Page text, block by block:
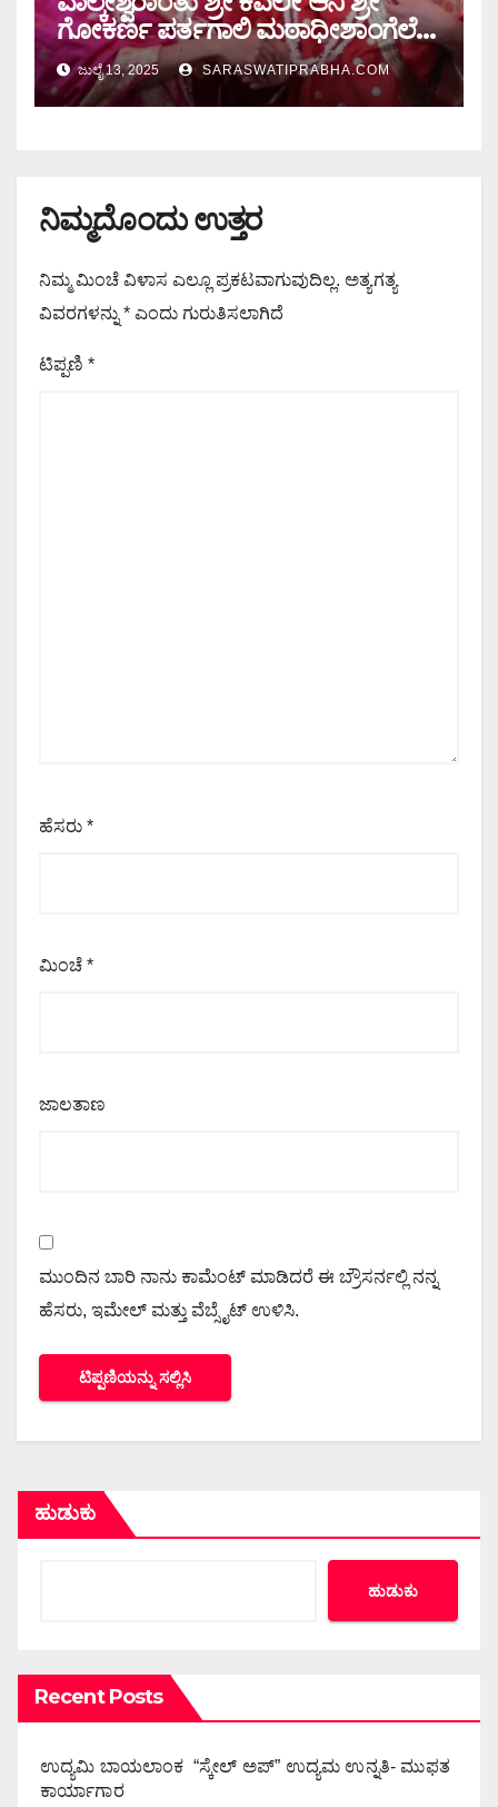
ಗೋಕರ್ಣ ಪರ್ತಗಾಲಿ ಮಠಾಧೀಶಾಂಗೆಲೆ
ಸಂಗಮ
ಜುಲೈ 13, 2025 SARASWATIPRABHA.COM
ನಿಮ್ಮದೊಂದು ಉತ್ತರ
ನಿಮ್ಮ ಮಿಂಚೆ ವಿಳಾಸ ಎಲ್ಲೂ ಪ್ರಕಟವಾಗುವುದಿಲ್ಲ. ಅತ್ಯಗತ್ಯ
ವಿವರಗಳನ್ನು * ಎಂದು ಗುರುತಿಸಲಾಗಿದೆ
ಟಿಪ್ಪಣಿ *
ಹೆಸರು *
ಮಿಂಚೆ *
ಜಾಲತಾಣ
ಮುಂದಿನ ಬಾರಿ ನಾನು ಕಾಮೆಂಟ್ ಮಾಡಿದರೆ ಈ ಬ್ರೌಸರ್ನಲ್ಲಿ ನನ್ನ
ಹೆಸರು, ಇಮೇಲ್ ಮತ್ತು ವೆಬ್ಸೈಟ್ ಉಳಿಸಿ.
ಹುಡುಕು
ಹುಡುಕು
Recent Posts
ಉದ್ಯಮಿ ಬಾಯಲಾಂಕ “ಸ್ಕೇಲ್ ಅಪ್” ಉದ್ಯಮ ಉನ್ನತಿ- ಮುಫತ
ಕಾರ್ಯಾಗಾರ